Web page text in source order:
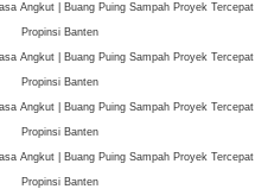
Angkut | Buang Puing Sampah Proyek Tercepat
Propinsi Banten
Angkut | Buang Puing Sampah Proyek Tercepat
Propinsi Banten
Angkut | Buang Puing Sampah Proyek Tercepat
Propinsi Banten
Angkut | Buang Puing Sampah Proyek Tercepat
Propinsi Banten